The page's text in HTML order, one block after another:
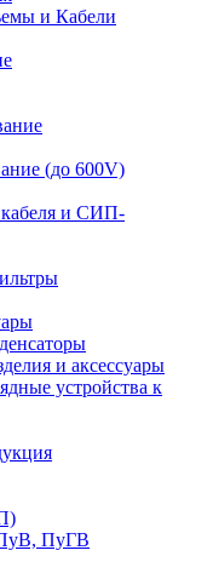
и Кабели
(до 600V)
и СИП-
и аксессуары
устройства к
ПуГВ